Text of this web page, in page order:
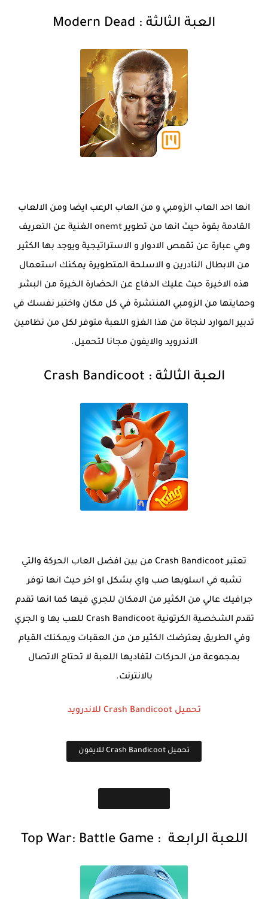
العبة الثالثة :
Modern Dead
انها احد العاب الزومبي و من العاب الرعب ايضا ومن الالعاب
القادمة بقوة حيث انها من تطويرonemt الغنية عن التعريف
وهي عبارة عن تقمص الادوار و الاستراتيجية ويوجد بها الكثير
من الابطال النادرين و الاسلحة المتطويرة يمكنك استعمال
هذه الاخيرة حيث عليك الدفاع عن الحضارة الخيرة من البشر
وحمايتها من الزومبي المنتشرة في كل مكان واختبر نفسك في
تدبير الموارد لنجاة من هذا الغزو اللعبة متوفر لكل من نظامين
الاندرويد والايفون مجانا لتحميل.
العبة الثالثة :
Crash Bandicoot
تعتبرCrash Bandicoot من بين افضل العاب الحركة والتي
تشبه في اسلوبها صب واي بشكل او اخر حيث انها توفر
جرافيك عالي من الكثير من الامكان للجري فيها كما انها تقدم
تقدم الشخصية الكرتونيةCrash Bandicoot للعب بها و الجري
وفي الطريق يعترضك الكثير من من العقبات ويمكنك القيام
بمجموعة من الحركات لتفاديها اللعبة لا تحتاج الاتصال
بالانترنت.
تحميلCrash Bandicoot للاندرويد
تحميل Crash Bandicoot للايفون
اللعبة الرابعة :
Top War: Battle Game